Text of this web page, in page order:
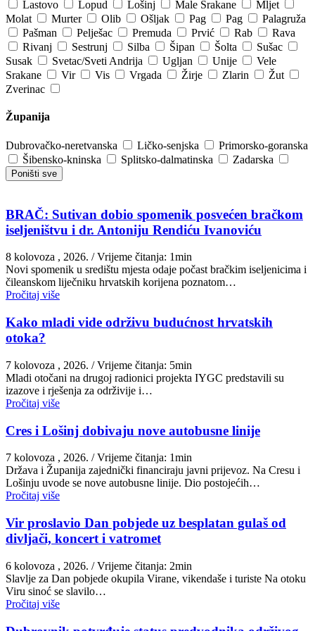
Lastovo Lopud Lošinj Male Srakane
Mljet
Molat
Murter Olib Ošljak Pag Pag
Palagruža
Pašman
Pelješac Premuda Prvić Rab
Rava
Rivanj
Sestrunj Silba Šipan Šolta
Sušac
Susak
Svetac/Sveti Andrija Ugljan Unije
Vele
Srakane
Vir Vis Vrgada Žirje Zlarin
Žut
Zverinac
Županija
Dubrovačko-neretvanska Ličko-senjska
Primorsko-goranska
Šibensko-kninska
Splitsko-dalmatinska Zadarska
Poništi sve
BRAČ: Sutivan dobio spomenik posvećen bračkom
iseljeništvu i dr. Antoniju Rendiću Ivanoviću
8 kolovoza , 2026. / Vrijeme čitanja: 1min
Novi spomenik u središtu mjesta odaje počast bračkim iseljenicima i
čileanskom liječniku hrvatskih korijena poznatom…
Pročitaj više
Kako mladi vide održivu budućnost hrvatskih
otoka?
7 kolovoza , 2026. / Vrijeme čitanja: 5min
Mladi otočani na drugoj radionici projekta IYGC predstavili su
izazove i rješenja za održivije i…
Pročitaj više
Cres i Lošinj dobivaju nove autobusne linije
7 kolovoza , 2026. / Vrijeme čitanja: 1min
Država i Županija zajednički financiraju javni prijevoz. Na Cresu i
Lošinju uvode se nove autobusne linije. Dio postojećih…
Pročitaj više
Vir proslavio Dan pobjede uz besplatan gulaš od
divljači, koncert i vatromet
6 kolovoza , 2026. / Vrijeme čitanja: 2min
Slavlje za Dan pobjede okupila Virane, vikendaše i turiste Na otoku
Viru sinoć se slavilo…
Pročitaj više